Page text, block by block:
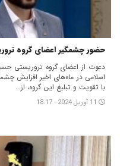
حضور چشمگیر اعضای گروه
دعوت از اعضای گروه تروریستی
اسلامی در ماه‌های اخیر افزایش
با تقویت و تبلیغ این گروه، از...
11 آوریل 2024 - 18:17